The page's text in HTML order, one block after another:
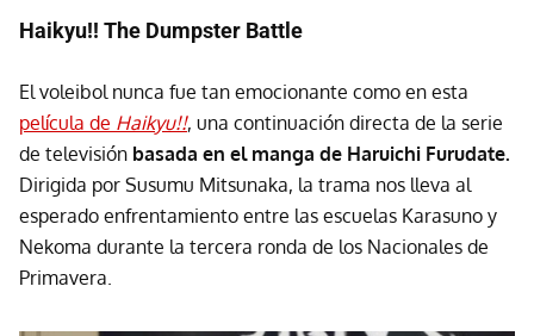
Haikyu!! The Dumpster Battle
El voleibol nunca fue tan emocionante como en esta
película de Haikyu!!, una continuación directa de la serie
de televisión basada en el manga de Haruichi Furudate.
Dirigida por Susumu Mitsunaka, la trama nos lleva al
esperado enfrentamiento entre las escuelas Karasuno y
Nekoma durante la tercera ronda de los Nacionales de
Primavera.